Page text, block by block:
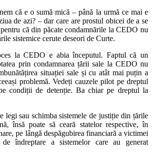
că e o sumă mică – până la urmă ce mai e
de azi? – dar care are prostul obicei de a se
că din păcate condamnările la CEDO nu
sistemice cerute deseori de Curte.
la CEDO e abia începutul. Faptul că un
prin condamnarea țării sale la CEDO nu
situației sale și cu atât mai puțin a
problemă. Vedeți cauzele pilot pe dreptul
condiții de detenție. Ba chiar pe dreptul la
legi sau schimba sistemele de justiție din țările
însă poate să ceară statelor respective, în
pe lângă despăgubirea financiară a victimei
îndreptare a sistemelor care au generat